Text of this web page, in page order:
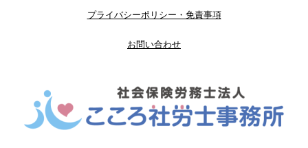
プライバシーポリシー・免責事項
お問い合わせ